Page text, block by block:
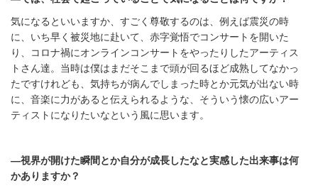
気になるといいますか、すごく尊敬するのは、例えば震災の時
に、いち早く被災地に赴いて、赤字覚悟でコンサートを開いた
り、コロナ禍にオンラインコンサートをやったりしたアーティス
トさん達。当時は僕はまだそこまで頭が回るほど成熟してなかっ
たですけれども、気持ちが病んでしまった時とか元気が出ない時
に、音楽に力があると伝えられるような、そういう懐の広いアー
ティストになりたいなという風に思います。
―視界が開けた瞬間とか自分が成長したなと実感した出来事は何
かありますか？